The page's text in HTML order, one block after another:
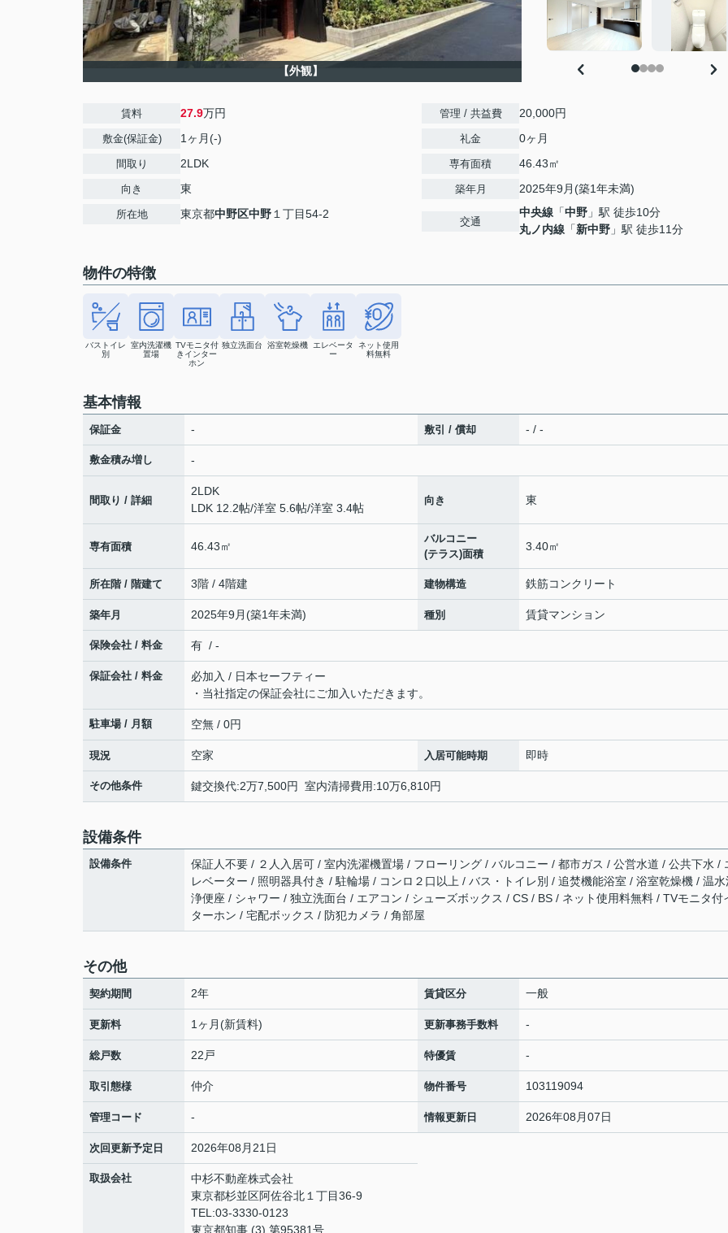
【外観】
賃料 27.9万円
敷金(保証金) 1ヶ月(-)
間取り 2LDK
向き 東
所在地 東京都中野区中野 １丁目54-2
管理 / 共益費 20,000円
礼金 0ヶ月
専有面積 46.43㎡
築年月 2025年9月(築1年未満)
交通
中央線 「中野 」駅 徒歩10分
丸ノ内線 「新中野 」駅 徒歩11分
物件の特徴
バストイレ
別
室内洗濯機
置場
TVモニタ付
きインター
ホン
独立洗面台 浴室乾燥機
エレベータ
ー
ネット使用
料無料
基本情報
保証金 - 敷引 / 償却 - / -
敷金積み増し -
間取り / 詳細
2LDK
LDK 12.2帖/洋室 5.6帖/洋室 3.4帖
向き 東
専有面積 46.43㎡
バルコニー
(テラス)面積
3.40㎡
所在階 / 階建て 3階 / 4階建 建物構造 鉄筋コンクリート
築年月 2025年9月(築1年未満) 種別 賃貸マンション
保険会社 / 料金 有 / -
保証会社 / 料金
必加入 / 日本セーフティー
・当社指定の保証会社にご加入いただきます。
駐車場 / 月額 空無 / 0円
現況 空家 入居可能時期 即時
その他条件 鍵交換代:2万7,500円 室内清掃費用:10万6,810円
設備条件
設備条件
保証人不要 / ２人入居可 / 室内洗濯機置場 / フローリング / バルコニー / 都市ガス / 公営水道 / 公共下水 /
レベーター / 照明器具付き / 駐輪場 / コンロ２口以上 / バス・トイレ別 / 追焚機能浴室 / 浴室乾燥機 / 温水
浄便座 / シャワー / 独立洗面台 / エアコン / シューズボックス / CS / BS / ネット使用料無料 / TVモニタ付
ターホン / 宅配ボックス / 防犯カメラ / 角部屋
その他
契約期間 2年 賃貸区分 一般
更新料 1ヶ月(新賃料) 更新事務手数料 -
総戸数 22戸 特優賃 -
取引態様 仲介 物件番号 103119094
管理コード - 情報更新日 2026年08月07日
次回更新予定日 2026年08月21日
取扱会社
中杉不動産株式会社
東京都杉並区阿佐谷北１丁目36-9
TEL:03-3330-0123
東京都知事 (3) 第95381号